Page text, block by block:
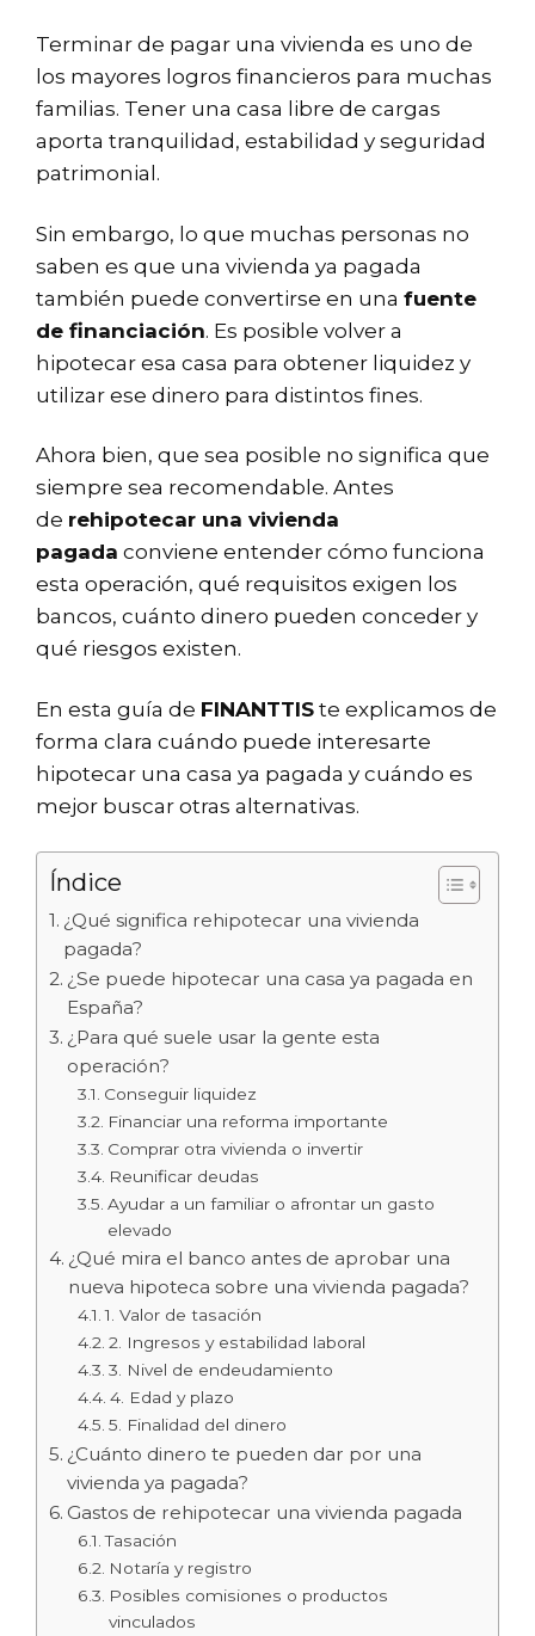
Terminar de pagar una vivienda es uno de
los mayores logros financieros para muchas
familias. Tener una casa libre de cargas
aporta tranquilidad, estabilidad y seguridad
patrimonial.
Sin embargo, lo que muchas personas no
saben es que una vivienda ya pagada
también puede convertirse en una fuente
de financiación. Es posible volver a
hipotecar esa casa para obtener liquidez y
utilizar ese dinero para distintos fines.
Ahora bien, que sea posible no significa que
siempre sea recomendable. Antes
de rehipotecar una vivienda
pagada conviene entender cómo funciona
esta operación, qué requisitos exigen los
bancos, cuánto dinero pueden conceder y
qué riesgos existen.
En esta guía de FINANTTIS te explicamos de
forma clara cuándo puede interesarte
hipotecar una casa ya pagada y cuándo es
mejor buscar otras alternativas.
Índice
¿Qué significa rehipotecar una vivienda
pagada?
¿Se puede hipotecar una casa ya pagada en
España?
¿Para qué suele usar la gente esta
operación?
Conseguir liquidez
Financiar una reforma importante
Comprar otra vivienda o invertir
Reunificar deudas
Ayudar a un familiar o afrontar un gasto
elevado
¿Qué mira el banco antes de aprobar una
nueva hipoteca sobre una vivienda pagada?
1. Valor de tasación
2. Ingresos y estabilidad laboral
3. Nivel de endeudamiento
4. Edad y plazo
5. Finalidad del dinero
¿Cuánto dinero te pueden dar por una
vivienda ya pagada?
Gastos de rehipotecar una vivienda pagada
Tasación
Notaría y registro
Posibles comisiones o productos
vinculados